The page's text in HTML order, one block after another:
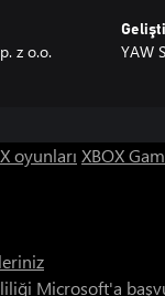
z o.o. YAW
oyunları XBOX
Microsoft'a